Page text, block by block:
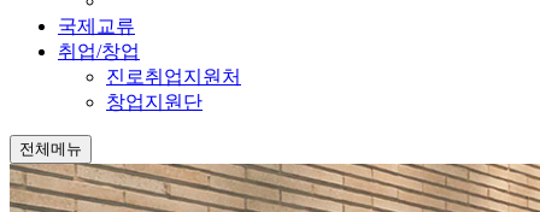
국제교류
취업/창업
진로취업지원처
창업지원단
전체메뉴